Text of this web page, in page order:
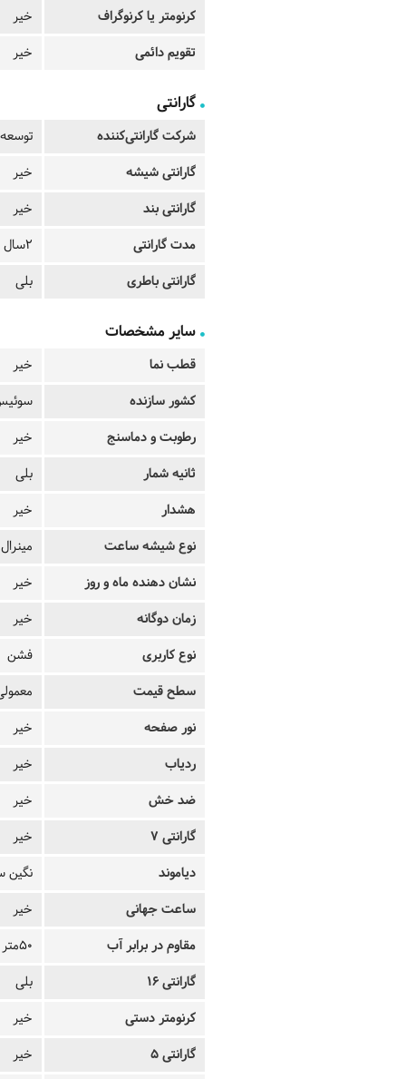
کرنومتر یا کرنوگراف
خیر
تقویم دائمی
خیر
گارانتی
شرکت گارانتی‌کننده
گارانتی شیشه
خیر
گارانتی بند
خیر
مدت گارانتی
2سال
گارانتی باطری
بلی
سایر مشخصات
قطب نما
خیر
کشور سازنده
رطوبت و دماسنج
خیر
ثانیه شمار
بلی
هشدار
خیر
نوع شیشه ساعت
مینرال
نشان دهنده ماه و روز
خیر
زمان دوگانه
خیر
نوع کاربری
فشن
سطح قیمت
نور صفحه
خیر
ردیاب
خیر
ضد خش
خیر
گارانتی 7
خیر
دیاموند
نگین
ساعت جهانی
خیر
مقاوم در برابر آب
50متر
گارانتی 16
بلی
کرنومتر دستی
خیر
گارانتی 5
خیر